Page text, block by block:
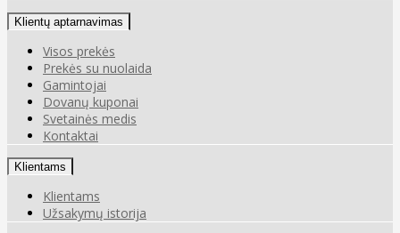
Klientų aptarnavimas
Visos prekės
Prekės su nuolaida
Gamintojai
Dovanų kuponai
Svetainės medis
Kontaktai
Klientams
Klientams
Užsakymų istorija